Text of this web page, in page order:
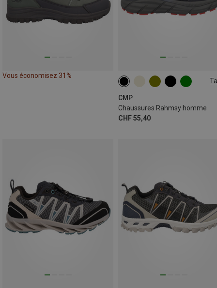
Vous économisez 31%
CMP
Chaussures Rahmsy homme
CHF 55,40